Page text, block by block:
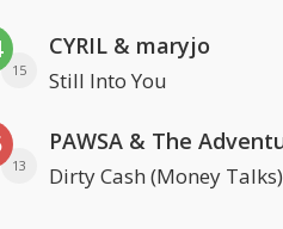
15
CYRIL & maryjo
Still Into You
13 Dirty Cash (Money Talks)